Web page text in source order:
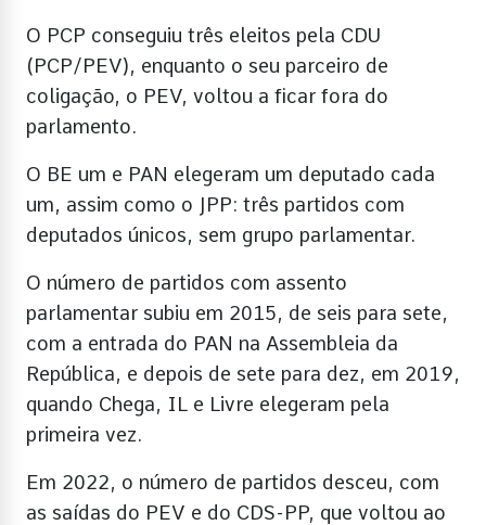
O PCP conseguiu três eleitos pela CDU
(PCP/PEV), enquanto o seu parceiro de
coligação, o PEV, voltou a ficar fora do
parlamento.
O BE um e PAN elegeram um deputado cada
um, assim como o JPP: três partidos com
deputados únicos, sem grupo parlamentar.
O número de partidos com assento
parlamentar subiu em 2015, de seis para sete,
com a entrada do PAN na Assembleia da
República, e depois de sete para dez, em 2019,
quando Chega, IL e Livre elegeram pela
primeira vez.
Em 2022, o número de partidos desceu, com
as saídas do PEV e do CDS-PP, que voltou ao